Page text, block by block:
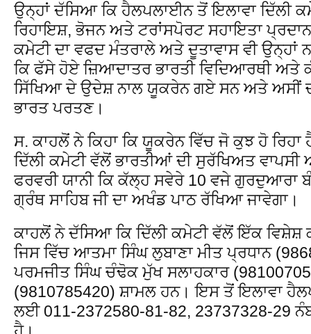
ਉਨ੍ਹਾਂ ਦੱਸਿਆ ਕਿ ਹੈਲਪਲਾਈਨ ਤੋਂ ਇਲਾਵਾ ਦਿੱਲੀ
ਰਿਹਾਇਸ਼, ਭੋਜਨ ਅਤੇ ਟਰਾਂਸਪੋਰਟ ਸਹਾਇਤਾ
ਕਮੇਟੀ ਦਾ ਵਫਦ ਮੰਤਰਾਲੇ ਅਤੇ ਦੂਤਾਵਾਸ ਵੀ ਉਨ੍ਹਾਂ
ਕਿ ਫੱਸੇ ਹੋਏ ਜ਼ਿਆਦਾਤਰ ਭਾਰਤੀ ਵਿਦਿਆਰਥੀ ਅਤੇ
ਸਿੱਖਿਆ ਦੇ ਉਦੇਸ਼ ਨਾਲ ਯੂਕਰੇਨ ਗਏ ਸਨ ਅਤੇ ਅਸੀਂ
ਭਾਰਤ ਪਰਤਣ।
ਸ. ਕਾਹਲੋਂ ਨੇ ਕਿਹਾ ਕਿ ਯੂਕਰੇਨ ਵਿੱਚ ਜੋ ਕੁਝ ਹੋ
ਦਿੱਲੀ ਕਮੇਟੀ ਵੱਲੋਂ ਭਾਰਤੀਆਂ ਦੀ ਸੁਰੱਖਿਅਤ ਵਾਪਸੀ
ਫਰਵਰੀ ਯਾਨੀ ਕਿ ਕੱਲ੍ਹ ਸਵੇਰੇ 10 ਵਜੇ ਗੁਰਦੁਆਰਾ
ਗ੍ਰੰਥ ਸਾਹਿਬ ਜੀ ਦਾ ਅਖੰਡ ਪਾਠ ਰੱਖਿਆ ਜਾਵੇਗਾ।
ਕਾਹਲੋਂ ਨੇ ਦੱਸਿਆ ਕਿ ਦਿੱਲੀ ਕਮੇਟੀ ਵੱਲੋਂ ਇੱਕ ਵਿਸ਼ੇਸ਼
ਜਿਸ ਵਿੱਚ ਆਤਮਾ ਸਿੰਘ ਲੁਬਾਣਾ ਮੀਤ ਪ੍ਰਧਾਨ
ਪਰਮਜੀਤ ਸਿੰਘ ਚੰਢੋਕ ਮੁੱਖ ਸਲਾਹਕਾਰ
(9810785420) ਸ਼ਾਮਲ ਹਨ। ਇਸ ਤੋਂ ਇਲਾਵਾ
ਲਈ 011-2372580-81-82, 23737328-29